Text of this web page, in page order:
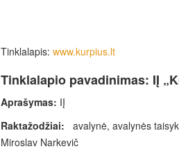
Tinklalapis: www.kurpius.lt
Tinklalapio pavadinimas: IĮ
Aprašymas: IĮ
Raktažodžiai: avalynė, avalynės
Miroslav Narkevič